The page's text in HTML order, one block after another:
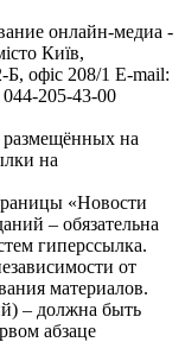
онлайн-медиа -
Київ,
офіс 208/1 E-mail:
205-43-00
на
на
«Новости
– обязательна
гиперссылка.
от
материалов.
– должна быть
абзаце